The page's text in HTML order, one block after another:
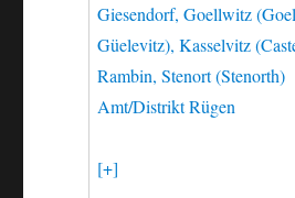
Giesendorf, Goellwitz
Güelevitz), Kasselvitz
Rambin, Stenort (Stenorth)
Amt/Distrikt Rügen
[+]